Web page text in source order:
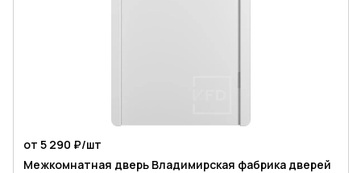
от 5 290 ₽/шт
Межкомнатная дверь Владимирская фабрика дверей